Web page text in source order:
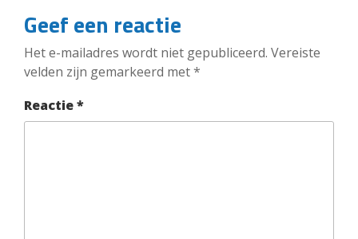
Geef een reactie
Het e-mailadres wordt niet gepubliceerd. Vereiste
velden zijn gemarkeerd met*
Reactie*